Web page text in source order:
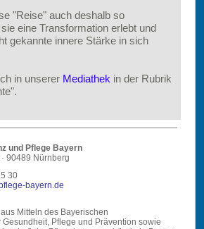
"Reise" auch deshalb so
eine Transformation erlebt und
gekannte innere Stärke in sich
in unserer Mediathekin der Rubrik
und Pflege Bayern
90489 Nürnberg
30
bayern.de
Mitteln des Bayerischen
Pflege und Prävention sowie